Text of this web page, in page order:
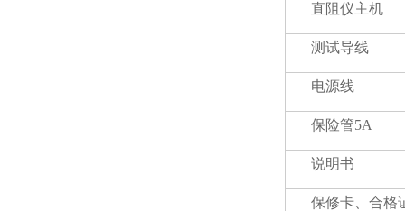
直阻仪主机
测试导线
电源线
保险管5A
说明书
保修卡、合格